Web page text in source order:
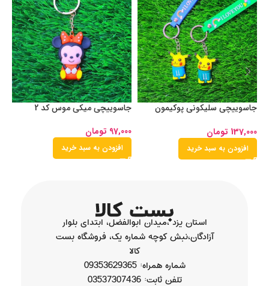
جاسوییچی سلیکونی پوکیمون
137,000 تومان
افزودن به سبد خرید
جاسوییچی میکی موس کد 2
97,000 تومان
افزودن به سبد خرید
استان یزد ،میدان ابوالفضل، ابتدای بلوار
آزادگان،نبش کوچه شماره یک، فروشگاه بست
کالا
شماره همراه: 09353629365
تلفن ثابت: 03537307436